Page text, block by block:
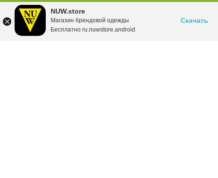
NUW.store
Магазин брендовой одежды
Бесплатно ru.nuwstore.android
Скачать